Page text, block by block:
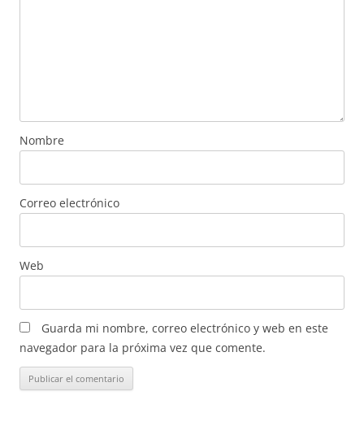
Nombre
Correo electrónico
Web
Guarda mi nombre, correo electrónico y web en este
navegador para la próxima vez que comente.